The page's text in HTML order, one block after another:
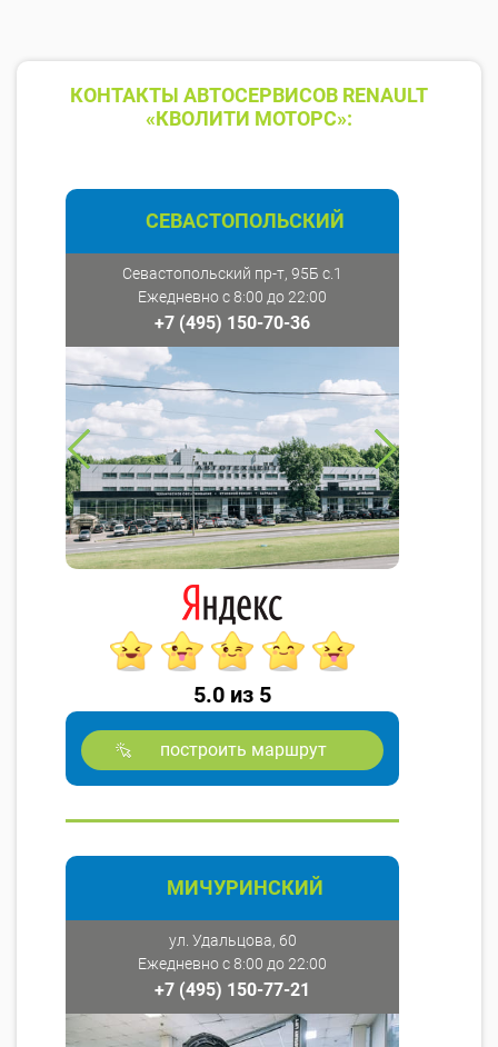
КОНТАКТЫ АВТОСЕРВИСОВ RENAULT
«КВОЛИТИ МОТОРС»:
СЕВАСТОПОЛЬСКИЙ
Севастопольский пр-т, 95Б с.1
Ежедневно с 8:00 до 22:00
+7 (495) 150-70-36
5.0 из 5
построить маршрут
МИЧУРИНСКИЙ
ул. Удальцова, 60
Ежедневно с 8:00 до 22:00
+7 (495) 150-77-21